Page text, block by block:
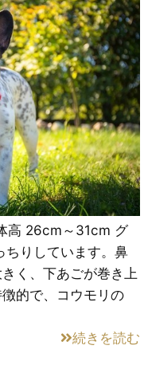
高 26cm～31cm グ
ちりしています。鼻
く、下あごが巻き上
的で、コウモリの
続きを読む